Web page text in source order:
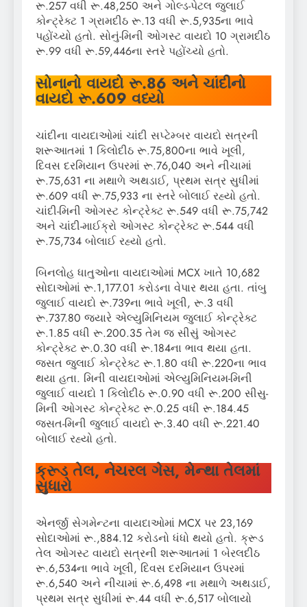
રૂ.257 વધી રૂ.48,250 અને ગોલ્ડ-પેટલ જુલાઈ
કોન્ટ્રેક્ટ 1 ગ્રામદીઠ રૂ.13 વધી રૂ.5,935ના ભાવે
પહોંચ્યો હતો. સોનું-મિની ઓગસ્ટ વાયદો 10 ગ્રામદીઠ
રૂ.99 વધી રૂ.59,446ના સ્તરે પહોંચ્યો હતો.
સોનાનો વાયદો રૂ.86 અને ચાંદીનો
વાયદો રૂ.609 વધ્યો
ચાંદીના વાયદાઓમાં ચાંદી સપ્ટેમ્બર વાયદો સત્રની
શરૂઆતમાં 1 કિલોદીઠ રૂ.75,800ના ભાવે ખૂલી,
દિવસ દરમિયાન ઉપરમાં રૂ.76,040 અને નીચામાં
રૂ.75,631 ના મથાળે અથડાઈ, પ્રથમ સત્ર સુધીમાં
રૂ.609 વધી રૂ.75,933 ના સ્તરે બોલાઈ રહ્યો હતો.
ચાંદી-મિની ઓગસ્ટ કોન્ટ્રેક્ટ રૂ.549 વધી રૂ.75,742
અને ચાંદી-માઈક્રો ઓગસ્ટ કોન્ટ્રેક્ટ રૂ.544 વધી
રૂ.75,734 બોલાઈ રહ્યો હતો.
બિનલોહ ધાતુઓના વાયદાઓમાં MCX ખાતે 10,682
સોદાઓમાં રૂ.1,177.01 કરોડના વેપાર થયા હતા. તાંબુ
જુલાઈ વાયદો રૂ.739ના ભાવે ખૂલી, રૂ.3 વધી
રૂ.737.80 જ્યારે એલ્યુમિનિયમ જુલાઈ કોન્ટ્રેક્ટ
રૂ.1.85 વધી રૂ.200.35 તેમ જ સીસું ઓગસ્ટ
કોન્ટ્રેક્ટ રૂ.0.30 વધી રૂ.184ના ભાવ થયા હતા.
જસત જુલાઈ કોન્ટ્રેક્ટ રૂ.1.80 વધી રૂ.220ના ભાવ
થયા હતા. મિની વાયદાઓમાં એલ્યુમિનિયમ-મિની
જુલાઈ વાયદો 1 કિલોદીઠ રૂ.0.90 વધી રૂ.200 સીસુ-
મિની ઓગસ્ટ કોન્ટ્રેક્ટ રૂ.0.25 વધી રૂ.184.45
જસત-મિની જુલાઈ વાયદો રૂ.3.40 વધી રૂ.221.40
બોલાઈ રહ્યો હતો.
ક્રૂડ તેલ, નેચરલ ગેસ, મેન્થા તેલમાં
સુધારો
એનર્જી સેગમેન્ટના વાયદાઓમાં MCX પર 23,169
સોદાઓમાં રૂ.,884.12 કરોડનો ધંધો થયો હતો. ક્રૂડ
તેલ ઓગસ્ટ વાયદો સત્રની શરૂઆતમાં 1 બેરલદીઠ
રૂ.6,534ના ભાવે ખૂલી, દિવસ દરમિયાન ઉપરમાં
રૂ.6,540 અને નીચામાં રૂ.6,498 ના મથાળે અથડાઈ,
પ્રથમ સત્ર સુધીમાં રૂ.44 વધી રૂ.6,517 બોલાયો